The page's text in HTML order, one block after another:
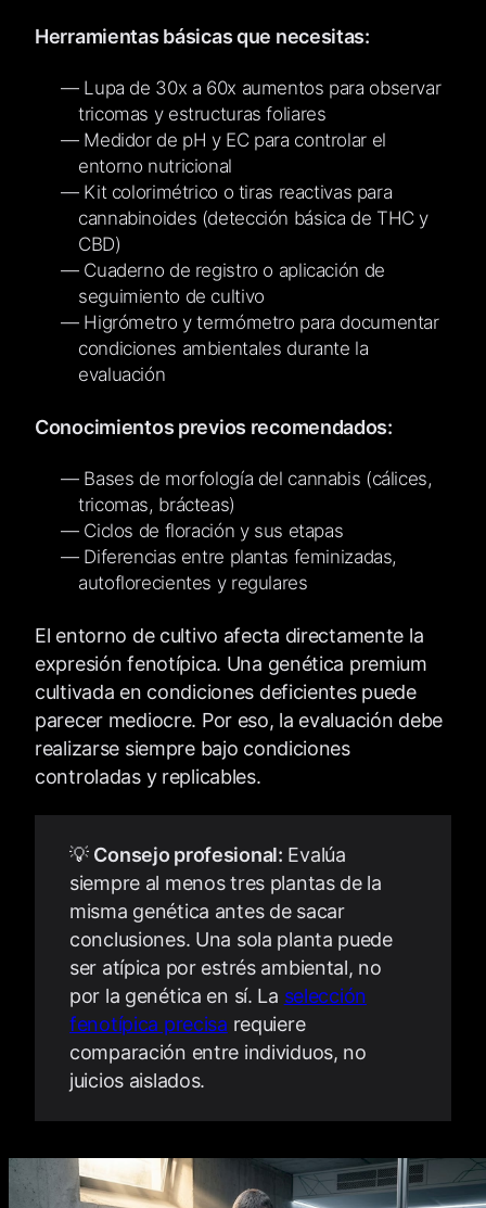
Herramientas básicas que necesitas:
Lupa de 30x a 60x aumentos para observar
tricomas y estructuras foliares
Medidor de pH y EC para controlar el
entorno nutricional
Kit colorimétrico o tiras reactivas para
cannabinoides (detección básica de THC y
CBD)
Cuaderno de registro o aplicación de
seguimiento de cultivo
Higrómetro y termómetro para documentar
condiciones ambientales durante la
evaluación
Conocimientos previos recomendados:
Bases de morfología del cannabis (cálices,
tricomas, brácteas)
Ciclos de floración y sus etapas
Diferencias entre plantas feminizadas,
autoflorecientes y regulares
El entorno de cultivo afecta directamente la
expresión fenotípica. Una genética premium
cultivada en condiciones deficientes puede
parecer mediocre. Por eso, la evaluación debe
realizarse siempre bajo condiciones
controladas y replicables.
💡 Consejo profesional: Evalúa
siempre al menos tres plantas de la
misma genética antes de sacar
conclusiones. Una sola planta puede
ser atípica por estrés ambiental, no
por la genética en sí. La selección
fenotípica precisa requiere
comparación entre individuos, no
juicios aislados.